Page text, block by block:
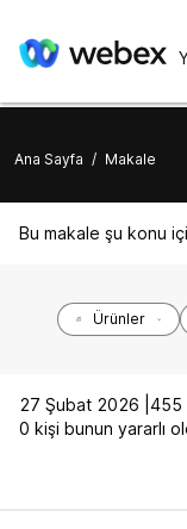
Ana Sayfa / Makale
Bu makale şu konu
Ürünler
27 Şubat 2026 | 455
0 kişi bunun yararlı